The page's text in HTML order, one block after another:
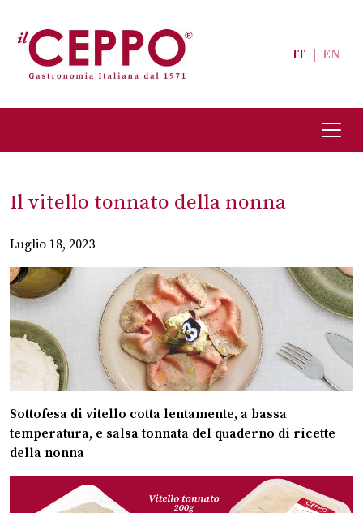
IT | EN
Il vitello tonnato della nonna
Luglio 18, 2023
Sottofesa di vitello cotta lentamente, a bassa
temperatura, e salsa tonnata del quaderno di ricette
della nonna